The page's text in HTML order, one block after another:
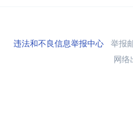
违法和不良信息举报中心举报
网